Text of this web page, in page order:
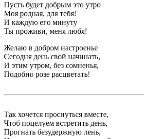
Пусть будет добрым это утро
Моя родная, для тебя!
И каждую его минуту
Ты проживи, меня любя!
Желаю в добром настроенье
Сегодня день свой начинать,
И этим утром, без сомненья,
Подобно розе расцветать!
Так хочется проснуться вместе,
Чтоб поцелуем встретить день,
Прогнать безудержную лень,